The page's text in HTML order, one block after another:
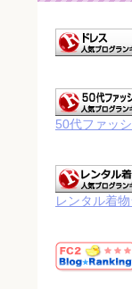
50代ファッ
レンタル着